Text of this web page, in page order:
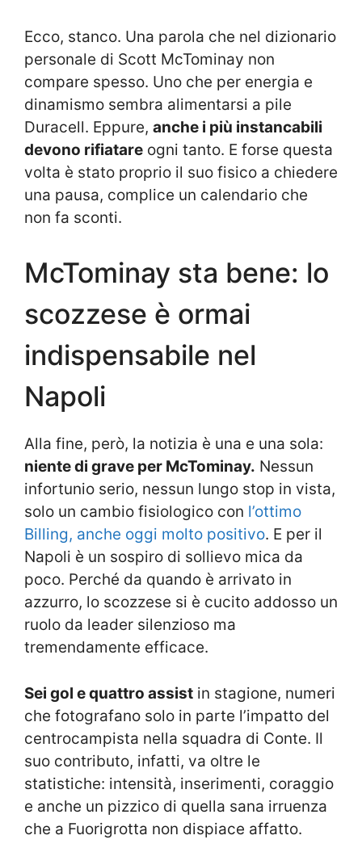
Ecco, stanco. Una parola che nel dizionario
personale di Scott McTominay non
compare spesso. Uno che per energia e
dinamismo sembra alimentarsi a pile
Duracell. Eppure, anche i più instancabili
devono rifiatare ogni tanto. E forse questa
volta è stato proprio il suo fisico a chiedere
una pausa, complice un calendario che
non fa sconti.
McTominay sta bene: lo
scozzese è ormai
indispensabile nel
Napoli
Alla fine, però, la notizia è una e una sola:
niente di grave per McTominay. Nessun
infortunio serio, nessun lungo stop in vista,
solo un cambio fisiologico con l’ottimo
Billing, anche oggi molto positivo. E per il
Napoli è un sospiro di sollievo mica da
poco. Perché da quando è arrivato in
azzurro, lo scozzese si è cucito addosso un
ruolo da leader silenzioso ma
tremendamente efficace.
Sei gol e quattro assist in stagione, numeri
che fotografano solo in parte l’impatto del
centrocampista nella squadra di Conte. Il
suo contributo, infatti, va oltre le
statistiche: intensità, inserimenti, coraggio
e anche un pizzico di quella sana irruenza
che a Fuorigrotta non dispiace affatto.